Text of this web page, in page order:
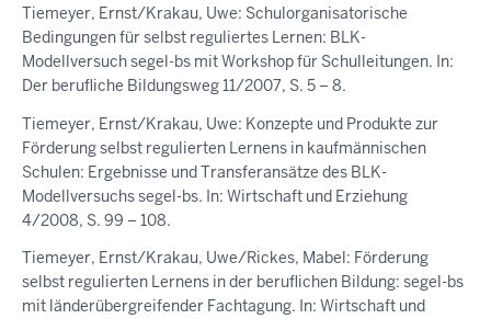
Tiemeyer, Ernst/Krakau, Uwe: Schulorganisatorische
Bedingungen für selbst reguliertes Lernen: BLK-
Modellversuch segel-bs mit Workshop für Schulleitungen. In:
Der berufliche Bildungsweg 11/2007, S. 5 – 8.
Tiemeyer, Ernst/Krakau, Uwe: Konzepte und Produkte zur
Förderung selbst regulierten Lernens in kaufmännischen
Schulen: Ergebnisse und Transferansätze des BLK-
Modellversuchs segel-bs. In: Wirtschaft und Erziehung
4/2008, S. 99 – 108.
Tiemeyer, Ernst/Krakau, Uwe/Rickes, Mabel: Förderung
selbst regulierten Lernens in der beruflichen Bildung: segel-bs
mit länderübergreifender Fachtagung. In: Wirtschaft und